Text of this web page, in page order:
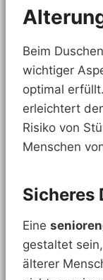
Beim
wichtiger
optimal
erleichtert
Risiko von
Menschen
Sicheres
Eine
gestaltet
älterer